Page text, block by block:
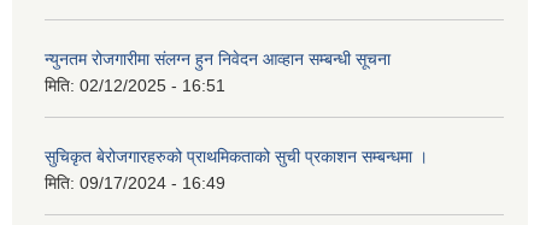
न्युनतम रोजगारीमा संलग्न हुन निवेदन आव्हान सम्बन्धी सूचना
मिति: 02/12/2025 - 16:51
सुचिकृत बेरोजगारहरुको प्राथमिकताको सुची प्रकाशन सम्बन्धमा ।
मिति: 09/17/2024 - 16:49